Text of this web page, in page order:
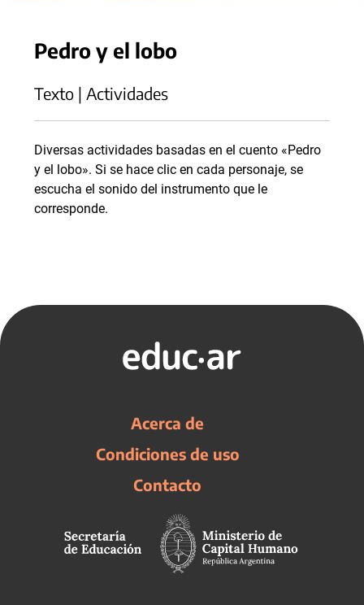
Pedro y el lobo
Texto | Actividades
Diversas actividades basadas en el cuento «Pedro
y el lobo». Si se hace clic en cada personaje, se
escucha el sonido del instrumento que le
corresponde.
Acerca de
Condiciones de uso
Contacto